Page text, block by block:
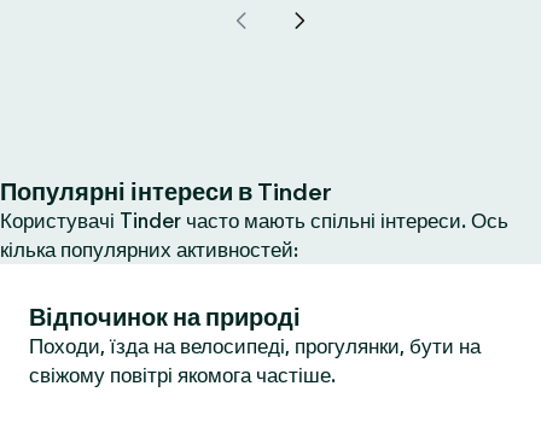
Популярні інтереси в Tinder
Користувачі Tinder часто мають спільні інтереси. Ось
кілька популярних активностей:
Відпочинок на природі
Походи, їзда на велосипеді, прогулянки, бути на
свіжому повітрі якомога частіше.